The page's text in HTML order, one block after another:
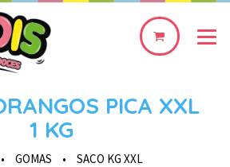
0
PICA XXL
1 KG
• GOMAS • SACO KG XXL